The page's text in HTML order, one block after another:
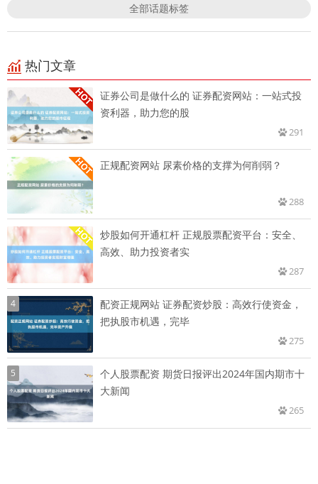
全部话题标签
热门文章
证券公司是做什么的 证券配资网站：一站式投
资利器，助力您的股
291
正规配资网站 尿素价格的支撑为何削弱？
288
炒股如何开通杠杆 正规股票配资平台：安全、
高效、助力投资者实
287
4
配资正规网站 证券配资炒股：高效行使资金，
把执股市机遇，完毕
275
5
个人股票配资 期货日报评出2024年国内期市十
大新闻
265